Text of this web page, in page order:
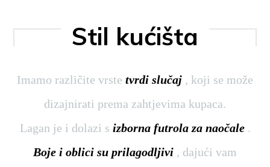
Stil kućišta
Imamo različite vrste tvrdi slučaj , koji se može
dizajnirati prema zahtjevima kupaca.
Lagan je i dolazi s izborna futrola za naočale .
Boje i oblici su prilagodljivi , dajući vam